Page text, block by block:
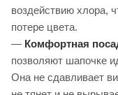
воздействию хлора,
потере цвета.
— Комфортная
позволяют шапочке
Она не сдавливает